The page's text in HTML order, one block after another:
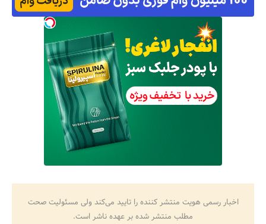
اخبار رسمی هویت منتشر کننده را تایید می‌کند ولی مسئولیت صحت
مطلب منتشر شده بر عهده ناشر است.